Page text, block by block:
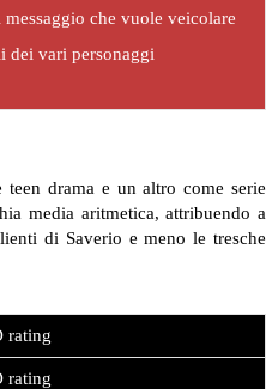
che vuole veicolare
dei vari personaggi
drama e un altro come serie
media aritmetica, attribuendo a
di Saverio e meno le tresche
rating
rating